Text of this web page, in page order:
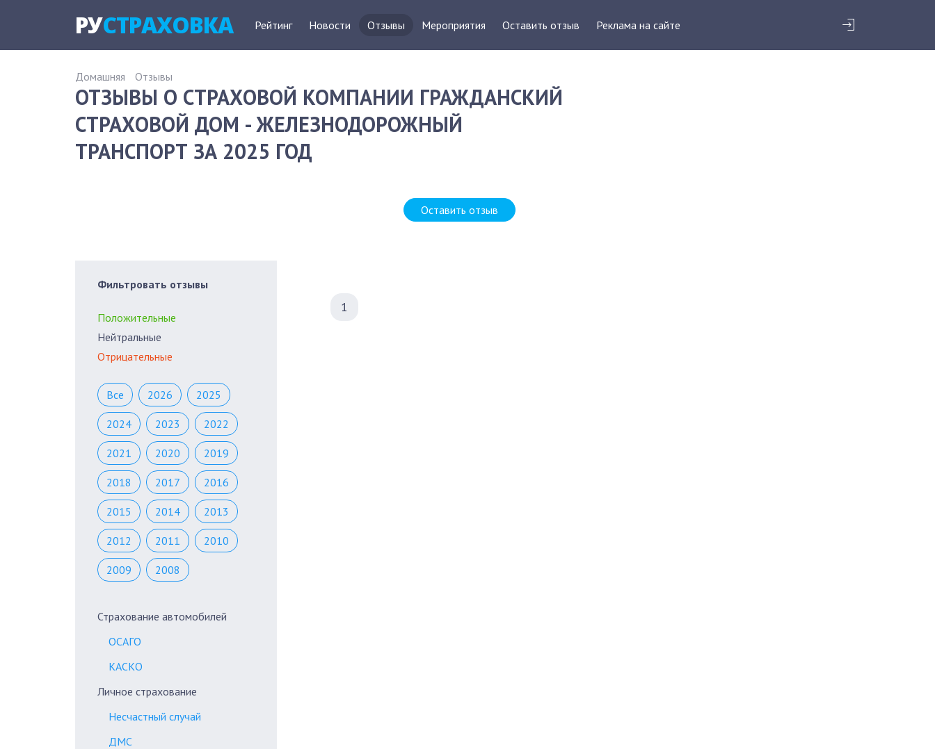
РУСТРАХОВКА Рейтинг Новости Отзывы Мероприятия Оставить отзыв Реклама на сайте
Домашняя Отзывы
ОТЗЫВЫ О СТРАХОВОЙ КОМПАНИИ ГРАЖДАНСКИЙ
СТРАХОВОЙ ДОМ - ЖЕЛЕЗНОДОРОЖНЫЙ
ТРАНСПОРТ ЗА 2025 ГОД
Оставить отзыв
1
Фильтровать отзывы
Положительные
Нейтральные
Отрицательные
Все 2026 2025
2024 2023 2022
2021 2020 2019
2018 2017 2016
2015 2014 2013
2012 2011 2010
2009 2008
Страхование автомобилей
ОСАГО
КАСКО
Личное страхование
Несчастный случай
ДМС